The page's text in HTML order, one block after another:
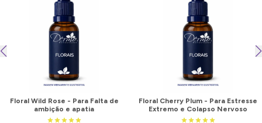
Floral Wild Rose - Para Falta de
ambição e apatia
Floral Cherry Plum - Para Estresse
Extremo e Colapso Nervoso